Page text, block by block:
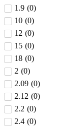
1.9 (0)
10 (0)
12 (0)
15 (0)
18 (0)
2 (0)
2.09 (0)
2.12 (0)
2.2 (0)
2.4 (0)